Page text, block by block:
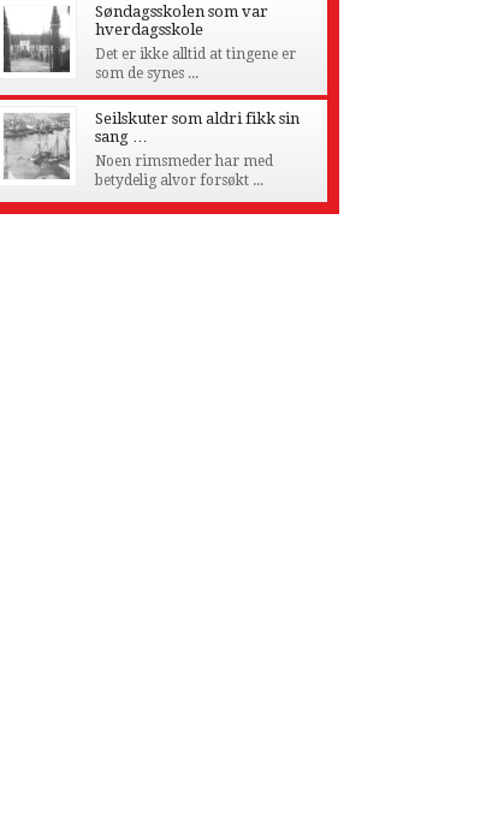
Søndagsskolen som var
hverdagsskole
Det er ikke alltid at tingene er
som de synes ...
Seilskuter som aldri fikk sin
sang …
Noen rimsmeder har med
betydelig alvor forsøkt ...